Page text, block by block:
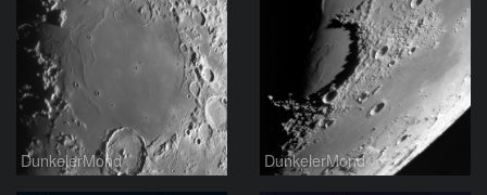
DunkelerMond DunkelerMond